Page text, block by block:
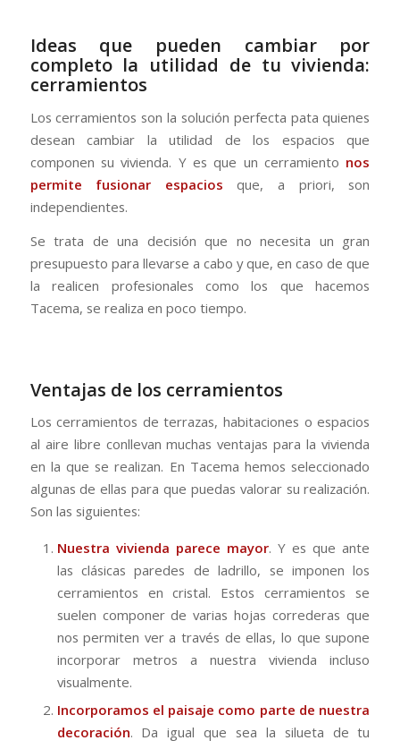
Ideas que pueden cambiar por
completo la utilidad de tu vivienda:
cerramientos
Los cerramientos son la solución perfecta pata quienes
desean cambiar la utilidad de los espacios que
componen su vivienda. Y es que un cerramiento nos
permite fusionar espacios que, a priori, son
independientes.
Se trata de una decisión que no necesita un gran
presupuesto para llevarse a cabo y que, en caso de que
la realicen profesionales como los que hacemos
Tacema, se realiza en poco tiempo.
Ventajas de los cerramientos
Los cerramientos de terrazas, habitaciones o espacios
al aire libre conllevan muchas ventajas para la vivienda
en la que se realizan. En Tacema hemos seleccionado
algunas de ellas para que puedas valorar su realización.
Son las siguientes:
Nuestra vivienda parece mayor. Y es que ante
las clásicas paredes de ladrillo, se imponen los
cerramientos en cristal. Estos cerramientos se
suelen componer de varias hojas correderas que
nos permiten ver a través de ellas, lo que supone
incorporar metros a nuestra vivienda incluso
visualmente.
Incorporamos el paisaje como parte de nuestra
decoración. Da igual que sea la silueta de tu